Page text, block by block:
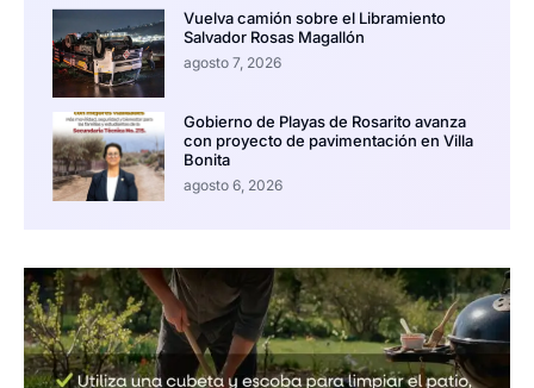
Vuelva camión sobre el Libramiento
Salvador Rosas Magallón
agosto 7, 2026
Gobierno de Playas de Rosarito avanza
con proyecto de pavimentación en Villa
Bonita
agosto 6, 2026